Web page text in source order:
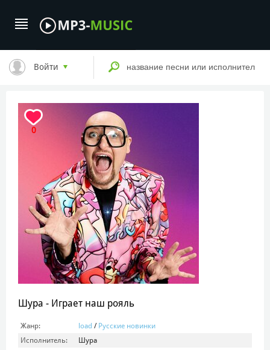
Войти
0
Шура - Играет наш рояль
Жанр: load / Русские новинки
Исполнитель:
Шура